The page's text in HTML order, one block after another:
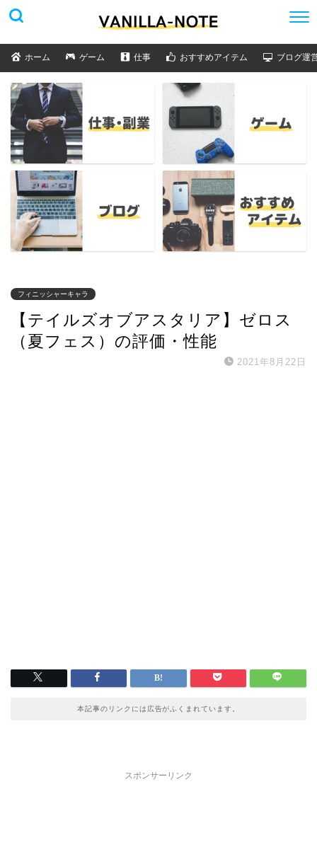
ホーム ゲーム 仕事 おすすめアイテム ブログ運
フィニッシャーキャラ
【テイルズオブアスタリア】ゼロス
（夏フェス）の評価・性能
2021年8月22日
本記事のリンクには広告がふくまれています。
スポンサーリンク